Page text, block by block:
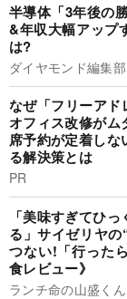
半導体「3年後の
&年収大幅アップ
は?
ダイヤモンド編集
なぜ「フリーア
オフィス改修がム
席予約が定着し
る解決策とは
PR
「美味すぎてひ
る」サイゼリヤ
つない!「行った
食レビュー》
ランチ命の山盛くん